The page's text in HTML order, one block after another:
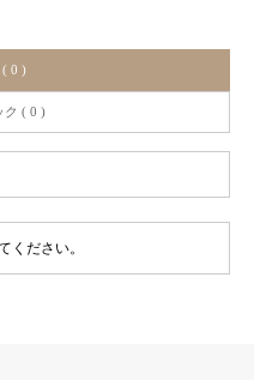
( 0 )
ク ( 0 )
ください。